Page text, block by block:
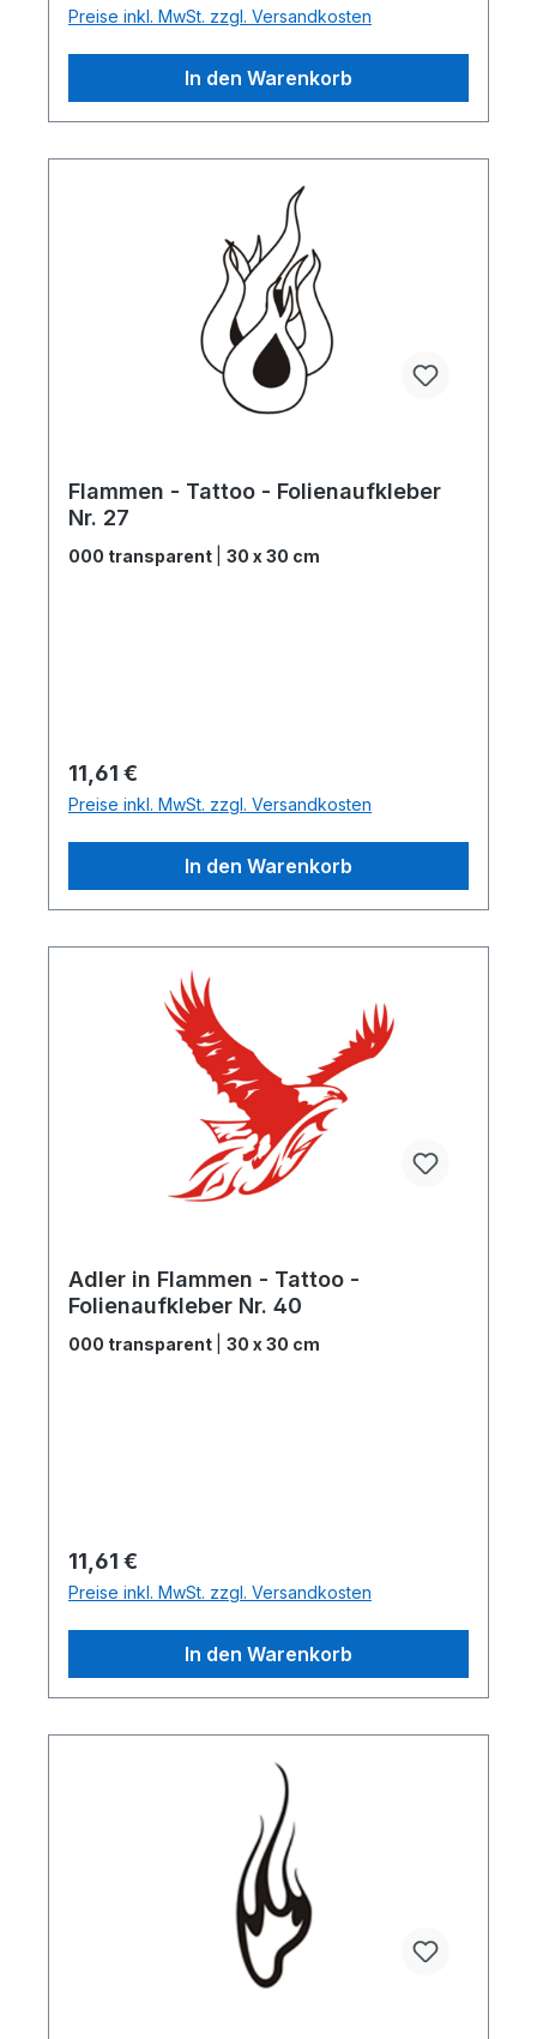
Preise inkl. MwSt. zzgl. Versandkosten
In den Warenkorb
Flammen - Tattoo - Folienaufkleber
Nr. 27
000 transparent 30 x 30 cm
Regulärer Preis:
11,61 €
Preise inkl. MwSt. zzgl. Versandkosten
In den Warenkorb
Adler in Flammen - Tattoo -
Folienaufkleber Nr. 40
000 transparent 30 x 30 cm
Regulärer Preis:
11,61 €
Preise inkl. MwSt. zzgl. Versandkosten
In den Warenkorb